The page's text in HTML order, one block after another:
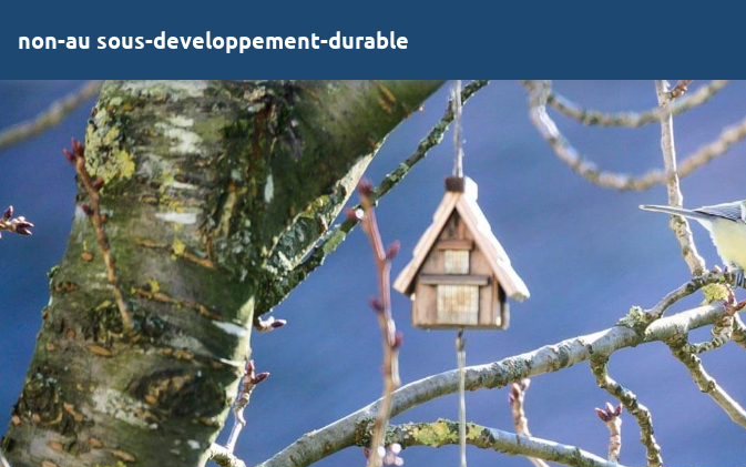
non-au sous-developpement-durable